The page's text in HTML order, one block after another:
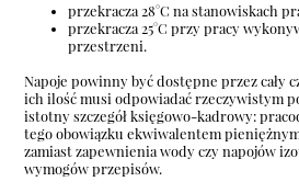
przekracza 28°C na stanowiskach
przekracza 25°C przy pracy
przestrzeni.
Napoje powinny być dostępne przez cały
ich ilość musi odpowiadać rzeczywistym
istotny szczegół księgowo-kadrowy:
tego obowiązku ekwiwalentem
zamiast zapewnienia wody czy napojów
wymogów przepisów.